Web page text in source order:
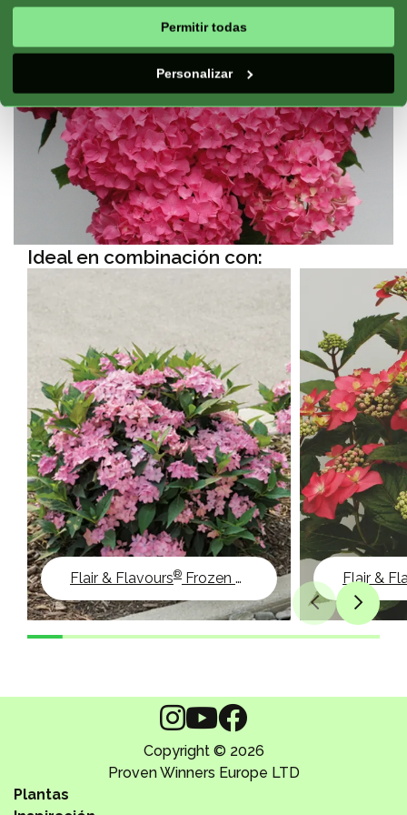
Permitir todas
Personalizar
Ideal en combinación con:
Flair & Flavours® Frozen Smoothie Flair &
Copyright © 2026
Proven Winners Europe LTD
Plantas